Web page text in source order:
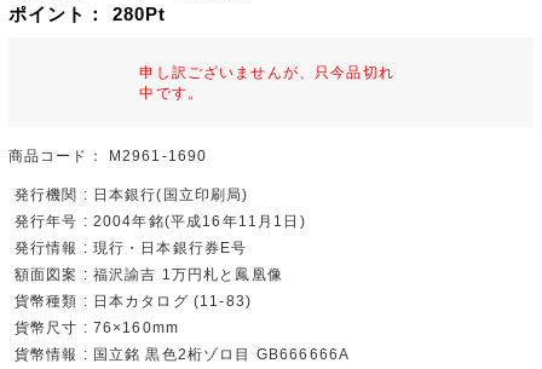
ポイント： 280Pt
申し訳ございませんが、只今品切れ
中です。
商品コード： M2961-1690
発行機関 : 日本銀行(国立印刷局)
発行年号 : 2004年銘(平成16年11月1日)
発行情報 : 現行・日本銀行券E号
額面図案 : 福沢諭吉 1万円札と鳳凰像
貨幣種類 : 日本カタログ (11-83)
貨幣尺寸 : 76×160mm
貨幣情報 : 国立銘 黒色2桁ゾロ目 GB666666A